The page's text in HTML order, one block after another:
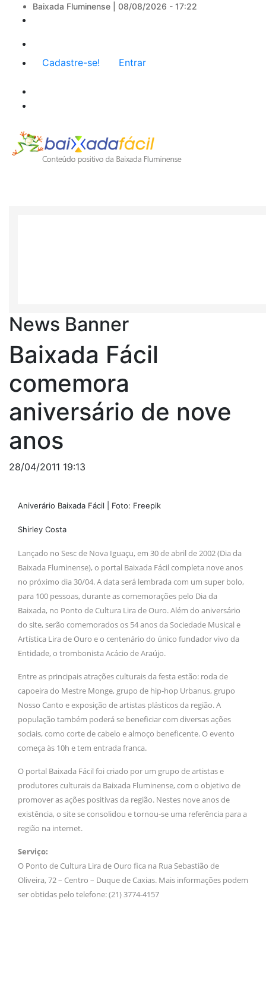
Baixada Fluminense | 08/08/2026 - 17:22
Menu
de
usuário
Cadastre-se! Entrar
News Banner
Baixada Fácil
comemora
aniversário de nove
anos
28/04/2011 19:13
Aniverário Baixada Fácil | Foto: Freepik
Shirley Costa
Lançado no Sesc de Nova Iguaçu, em 30 de abril de 2002 (Dia da
Baixada Fluminense), o portal Baixada Fácil completa nove anos
no próximo dia 30/04. A data será lembrada com um super bolo,
para 100 pessoas, durante as comemorações pelo Dia da
Baixada, no Ponto de Cultura Lira de Ouro. Além do aniversário
do site, serão comemorados os 54 anos da Sociedade Musical e
Artística Lira de Ouro e o centenário do único fundador vivo da
Entidade, o trombonista Acácio de Araújo.
Entre as principais atrações culturais da festa estão: roda de
capoeira do Mestre Monge, grupo de hip-hop Urbanus, grupo
Nosso Canto e exposição de artistas plásticos da região. A
população também poderá se beneficiar com diversas ações
sociais, como corte de cabelo e almoço beneficente. O evento
começa às 10h e tem entrada franca.
O portal Baixada Fácil foi criado por um grupo de artistas e
produtores culturais da Baixada Fluminense, com o objetivo de
promover as ações positivas da região. Nestes nove anos de
existência, o site se consolidou e tornou-se uma referência para a
região na internet.
Serviço:
O Ponto de Cultura Lira de Ouro fica na Rua Sebastião de
Oliveira, 72 – Centro – Duque de Caxias. Mais informações podem
ser obtidas pelo telefone: (21) 3774-4157